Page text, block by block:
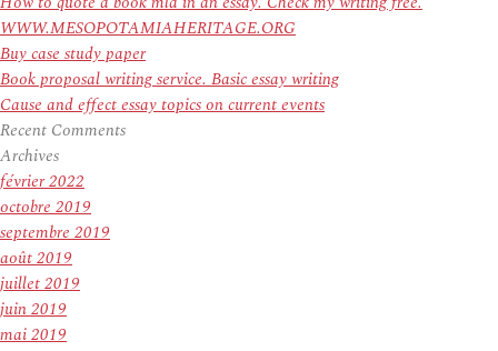
WWW.MESOPOTAMIAHERITAGE.ORG
Buy case study paper
Book proposal writing service. Basic essay writing
Cause and effect essay topics on current events
Recent Comments
Archives
février 2022
octobre 2019
septembre 2019
août 2019
juillet 2019
juin 2019
mai 2019